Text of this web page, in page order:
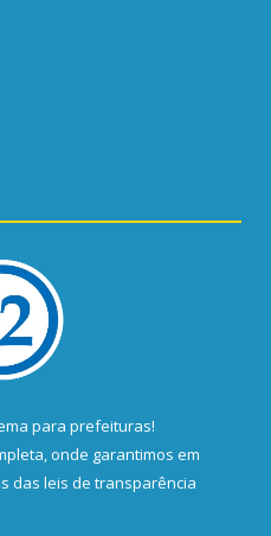
para prefeituras!
onde garantimos em
das leis de transparência